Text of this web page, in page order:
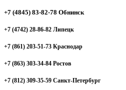
+7 (4845) 83-82-78 Обнинск
+7 (4742) 28-86-82 Липецк
+7 (861) 203-51-73 Краснодар
+7 (863) 303-34-84 Ростов
+7 (812) 309-35-59 Санкт-Петербург